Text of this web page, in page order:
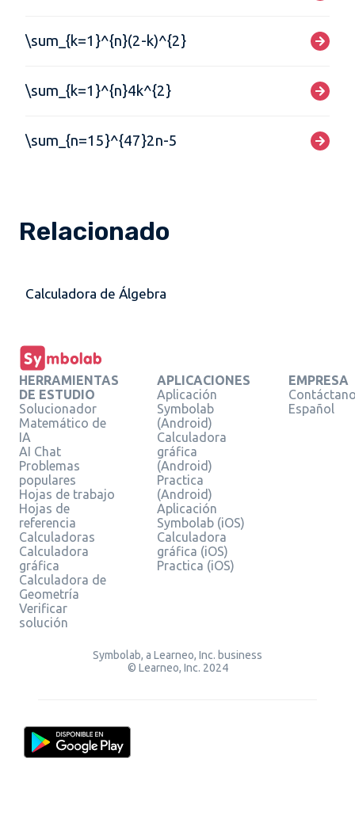
\sum_{k=1}^{n}(2-k)^{2}
\sum_{k=1}^{n}4k^{2}
\sum_{n=15}^{47}2n-5
Relacionado
Calculadora de Álgebra
HERRAMIENTAS
DE ESTUDIO
Solucionador
Matemático de
IA
AI Chat
Problemas
populares
Hojas de trabajo
Hojas de
referencia
Calculadoras
Calculadora
gráfica
Calculadora de
Geometría
Verificar
solución
APLICACIONES
Aplicación
Symbolab
(Android)
Calculadora
gráfica
(Android)
Practica
(Android)
Aplicación
Symbolab (iOS)
Calculadora
gráfica (iOS)
Practica (iOS)
EMPRESA
Español
Symbolab, a Learneo, Inc. business
© Learneo, Inc. 2024